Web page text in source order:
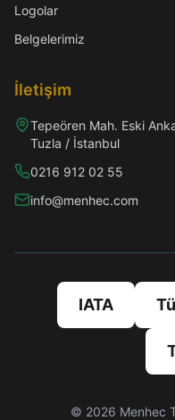
Logolar
Belgelerimiz
İletişim
Tepeören Mah. Eski
Tuzla / İstanbul
0216 912 02 55
info@menhec.com
IATA
© 2026 Menhec